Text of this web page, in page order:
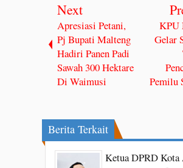
Next
Apresiasi Petani,
Pj Bupati Malteng
Hadiri Panen Padi
Sawah 300 Hektare
Di Waimusi
KPU
Gelar
Pemilu
Berita Terkait
Ketua DPRD Kota